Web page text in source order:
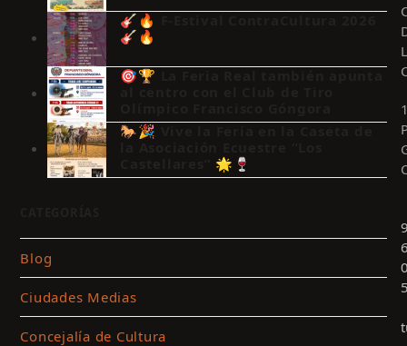
🎸🔥 F-Estival ContraCultura 2026
🎸🔥
🎯🏆 La Feria Real también apunta
🐎🎉 Vive la Feria en la Caseta de
Castellares” 🌟🍷
Blog
Ciudades Medias
Concejalía de Cultura